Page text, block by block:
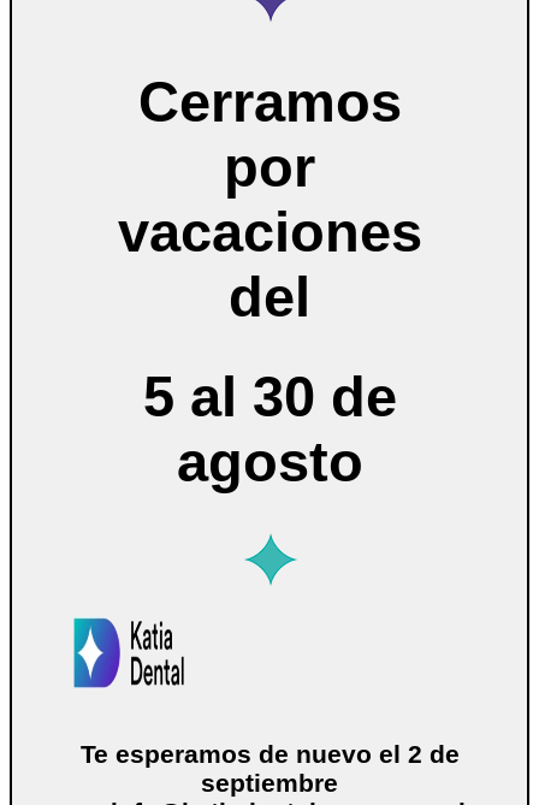
Cerramos
por
vacaciones
del
5 al 30 de
agosto
Te esperamos de nuevo el 2 de
septiembre